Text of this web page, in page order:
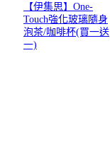
【伊集思】One-
Touch強化玻璃隨身
泡茶/咖啡杯(買一送
一)